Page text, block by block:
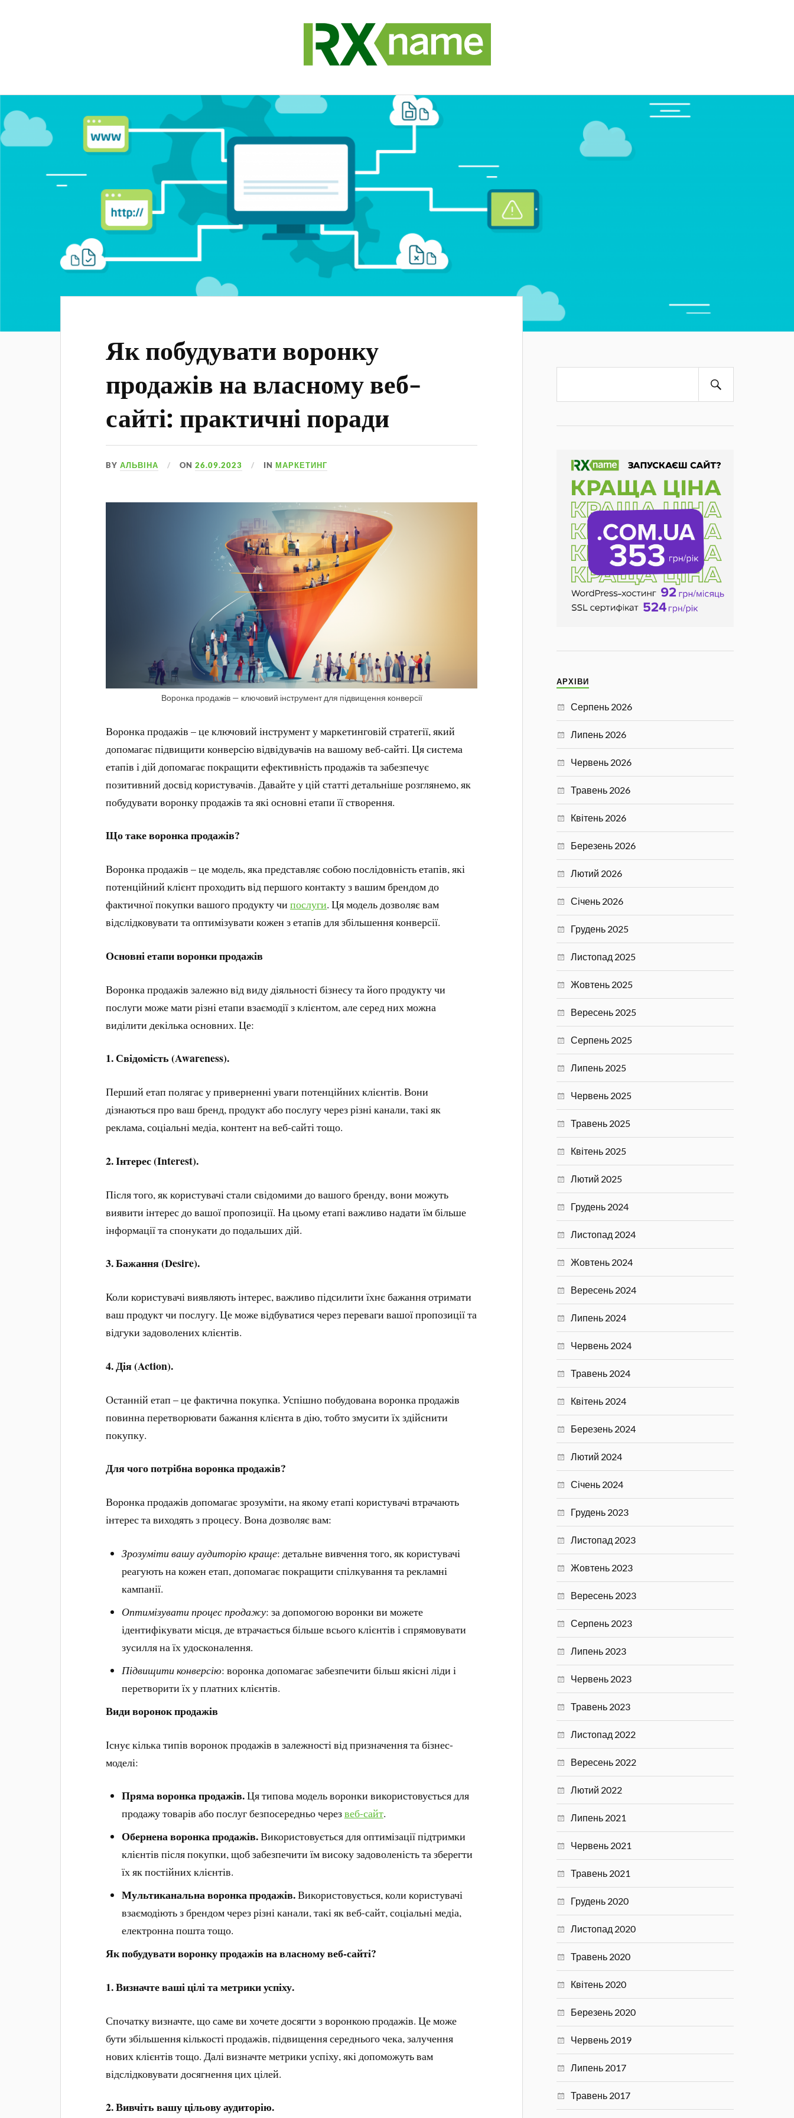
Як побудувати воронку
продажів на власному веб-
сайті: практичні поради
BYАЛЬВІНА ON26.09.2023 INМАРКЕТИНГ
Воронка продажів — ключовий інструмент для підвищення конверсії
Воронка продажів – це ключовий інструмент у маркетинговій стратегії, який
допомагає підвищити конверсію відвідувачів на вашому веб-сайті. Ця система
етапів і дій допомагає покращити ефективність продажів та забезпечує
позитивний досвід користувачів. Давайте у цій статті детальніше розглянемо, як
побудувати воронку продажів та які основні етапи її створення.
Що таке воронка продажів?
Воронка продажів – це модель, яка представляє собою послідовність етапів, які
потенційний клієнт проходить від першого контакту з вашим брендом до
фактичної покупки вашого продукту чипослуги. Ця модель дозволяє вам
відслідковувати та оптимізувати кожен з етапів для збільшення конверсії.
Основні етапи воронки продажів
Воронка продажів залежно від виду діяльності бізнесу та його продукту чи
послуги може мати різні етапи взаємодії з клієнтом, але серед них можна
виділити декілька основних. Це:
1.Свідомість (Awareness).
Перший етап полягає у приверненні уваги потенційних клієнтів. Вони
дізнаються про ваш бренд, продукт або послугу через різні канали, такі як
реклама, соціальні медіа, контент на веб-сайті тощо.
2. Інтерес (Interest).
Після того, як користувачі стали свідомими до вашого бренду, вони можуть
виявити інтерес до вашої пропозиції. На цьому етапі важливо надати їм більше
інформації та спонукати до подальших дій.
3.Бажання (Desire).
Коли користувачі виявляють інтерес, важливо підсилити їхнє бажання отримати
ваш продукт чи послугу. Це може відбуватися через переваги вашої пропозиції та
відгуки задоволених клієнтів.
4.Дія (Action).
Останній етап – це фактична покупка. Успішно побудована воронка продажів
повинна перетворювати бажання клієнта в дію, тобто змусити їх здійснити
покупку.
Для чого потрібна воронка продажів?
Воронка продажів допомагає зрозуміти, на якому етапі користувачі втрачають
інтерес та виходять з процесу. Вона дозволяє вам:
Зрозуміти вашу аудиторію краще: детальне вивчення того, як користувачі
реагують на кожен етап, допомагає покращити спілкування та рекламні
кампанії.
Оптимізувати процес продажу: за допомогою воронки ви можете
ідентифікувати місця, де втрачається більше всього клієнтів і спрямовувати
зусилля на їх удосконалення.
Підвищити конверсію: воронка допомагає забезпечити більш якісні ліди і
перетворити їх у платних клієнтів.
Види воронок продажів
Існує кілька типів воронок продажів в залежності від призначення та бізнес-
моделі:
Пряма воронка продажів.Ця типова модель воронки використовується для
продажу товарів або послуг безпосередньо черезвеб-сайт.
Обернена воронка продажів.Використовується для оптимізації підтримки
клієнтів після покупки, щоб забезпечити їм високу задоволеність та зберегти
їх як постійних клієнтів.
Мультиканальна воронка продажів.Використовується, коли користувачі
взаємодіють з брендом через різні канали, такі як веб-сайт, соціальні медіа,
електронна пошта тощо.
Як побудувати воронку продажів на власному веб-сайті?
1.Визначте ваші цілі та метрики успіху.
Спочатку визначте, що саме ви хочете досягти з воронкою продажів. Це може
бути збільшення кількості продажів, підвищення середнього чека, залучення
нових клієнтів тощо. Далі визначте метрики успіху, які допоможуть вам
відслідковувати досягнення цих цілей.
2. Вивчіть вашу цільову аудиторію.
АРХІВИ
Серпень 2026
Липень 2026
Червень 2026
Травень 2026
Квітень 2026
Березень 2026
Лютий 2026
Січень 2026
Грудень 2025
Листопад 2025
Жовтень 2025
Вересень 2025
Серпень 2025
Липень 2025
Червень 2025
Травень 2025
Квітень 2025
Лютий 2025
Грудень 2024
Листопад 2024
Жовтень 2024
Вересень 2024
Липень 2024
Червень 2024
Травень 2024
Квітень 2024
Березень 2024
Лютий 2024
Січень 2024
Грудень 2023
Листопад 2023
Жовтень 2023
Вересень 2023
Серпень 2023
Липень 2023
Червень 2023
Травень 2023
Листопад 2022
Вересень 2022
Лютий 2022
Липень 2021
Червень 2021
Травень 2021
Грудень 2020
Листопад 2020
Травень 2020
Квітень 2020
Березень 2020
Червень 2019
Липень 2017
Травень 2017